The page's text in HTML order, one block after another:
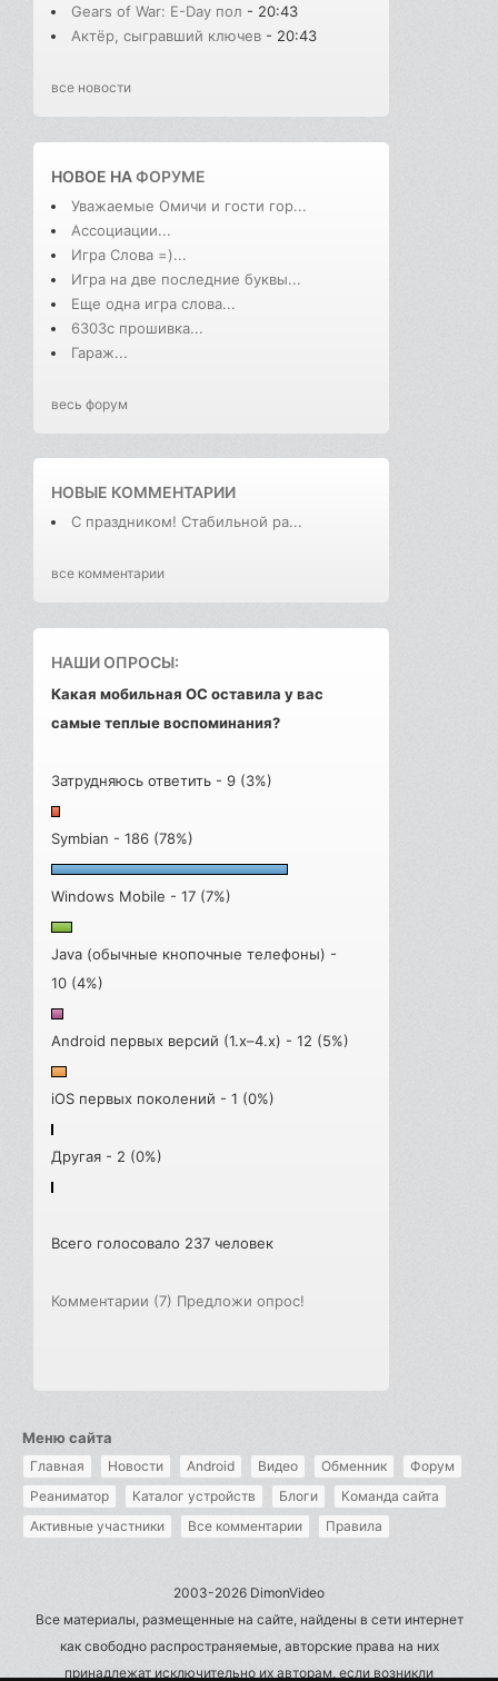
Gears of War: E-Day пол - 20:43
Актёр, сыгравший ключев - 20:43
все новости
НОВОЕ НАФОРУМЕ
Уважаемые Омичи и гости гор...
Ассоциации...
Игра Слова =)...
Игра на две последние буквы...
Еще одна игра слова...
6303с прошивка...
Гараж...
весь форум
НОВЫЕ КОММЕНТАРИИ
С праздником! Стабильной ра...
все комментарии
НАШИ ОПРОСЫ:
Какая мобильная ОС оставила у вас
самые теплые воспоминания?
Затрудняюсь ответить - 9 (3%)
Symbian - 186 (78%)
Windows Mobile - 17 (7%)
Java (обычные кнопочные телефоны) -
10 (4%)
Android первых версий (1.x–4.x) - 12 (5%)
iOS первых поколений - 1 (0%)
Другая - 2 (0%)
Всего голосовало 237 человек
Комментарии (7) Предложи опрос!
Меню сайта
Главная Новости Android Видео Обменник
Форум
Реаниматор
Каталог устройств Блоги
Команда сайта
Активные участники
Все комментарии Правила
2003-2026 DimonVideo
Все материалы, размещенные на сайте, найдены в сети интернет
как свободно распространяемые, авторские права на них
принадлежат исключительно их авторам, если возникли